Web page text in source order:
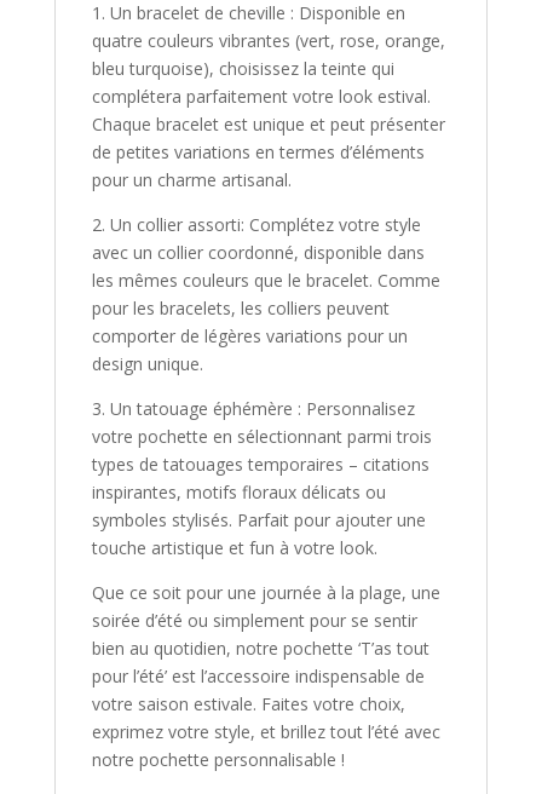
1. Un bracelet de cheville : Disponible en
quatre couleurs vibrantes (vert, rose, orange,
bleu turquoise), choisissez la teinte qui
complétera parfaitement votre look estival.
Chaque bracelet est unique et peut présenter
de petites variations en termes d’éléments
pour un charme artisanal.
2. Un collier assorti: Complétez votre style
avec un collier coordonné, disponible dans
les mêmes couleurs que le bracelet. Comme
pour les bracelets, les colliers peuvent
comporter de légères variations pour un
design unique.
3. Un tatouage éphémère : Personnalisez
votre pochette en sélectionnant parmi trois
types de tatouages temporaires – citations
inspirantes, motifs floraux délicats ou
symboles stylisés. Parfait pour ajouter une
touche artistique et fun à votre look.
Que ce soit pour une journée à la plage, une
soirée d’été ou simplement pour se sentir
bien au quotidien, notre pochette ‘T’as tout
pour l’été’ est l’accessoire indispensable de
votre saison estivale. Faites votre choix,
exprimez votre style, et brillez tout l’été avec
notre pochette personnalisable !